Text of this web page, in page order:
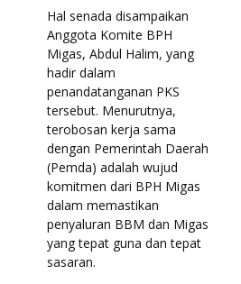
Hal senada disampaikan
Anggota Komite BPH
Migas, Abdul Halim, yang
hadir dalam
penandatanganan PKS
tersebut. Menurutnya,
terobosan kerja sama
dengan Pemerintah Daerah
(Pemda) adalah wujud
komitmen dari BPH Migas
dalam memastikan
penyaluran BBM dan Migas
yang tepat guna dan tepat
sasaran.